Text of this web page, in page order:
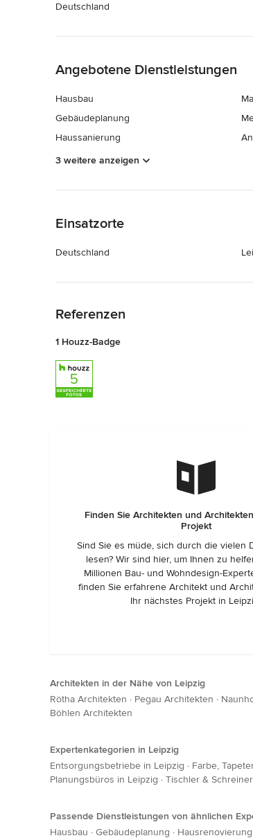
Deutschland
Angebotene Dienstleistungen
Hausbau
Gebäudeplanung
Haussanierung
3 weitere anzeigen
Einsatzorte
Deutschland
Referenzen
1 Houzz-Badge
Finden Sie Architekten und
Projekt
Sind Sie es müde, sich durch die vielen
lesen? Wir sind hier, um Ihnen zu
Millionen Bau- und Wohndesign-
finden Sie erfahrene Architekt und
Ihr nächstes Projekt in
Architekten in der Nähe von Leipzig
Rötha Architekten · Pegau Architekten ·
Böhlen Architekten
Expertenkategorien in Leipzig
Entsorgungsbetriebe in Leipzig · Farbe,
Planungsbüros in Leipzig · Tischler &
Passende Dienstleistungen von ähnlichen
Hausbau · Gebäudeplanung · Hausrenovierung